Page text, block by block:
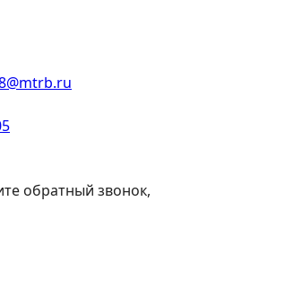
обратный звонок,